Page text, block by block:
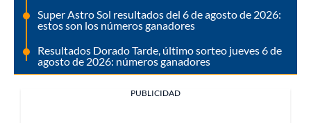
Super Astro Sol resultados del 6 de agosto de 2026:
estos son los números ganadores
Resultados Dorado Tarde, último sorteo jueves 6 de
agosto de 2026: números ganadores
PUBLICIDAD